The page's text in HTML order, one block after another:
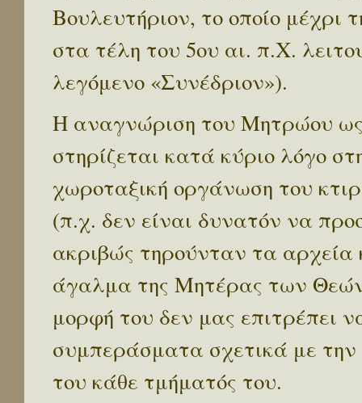
Βουλευτήριον, το οποίο μέχρι
στα τέλη του 5ου αι. π.Χ.
λεγόμενο «Συνέδριον»).
Η αναγνώριση του Μητρώου ως
στηρίζεται κατά κύριο λόγο
χωροταξική οργάνωση του
(π.χ. δεν είναι δυνατόν να
ακριβώς τηρούνταν τα
άγαλμα της Μητέρας των
μορφή του δεν μας επιτρέπει
συμπεράσματα σχετικά με την
του κάθε τμήματός του.